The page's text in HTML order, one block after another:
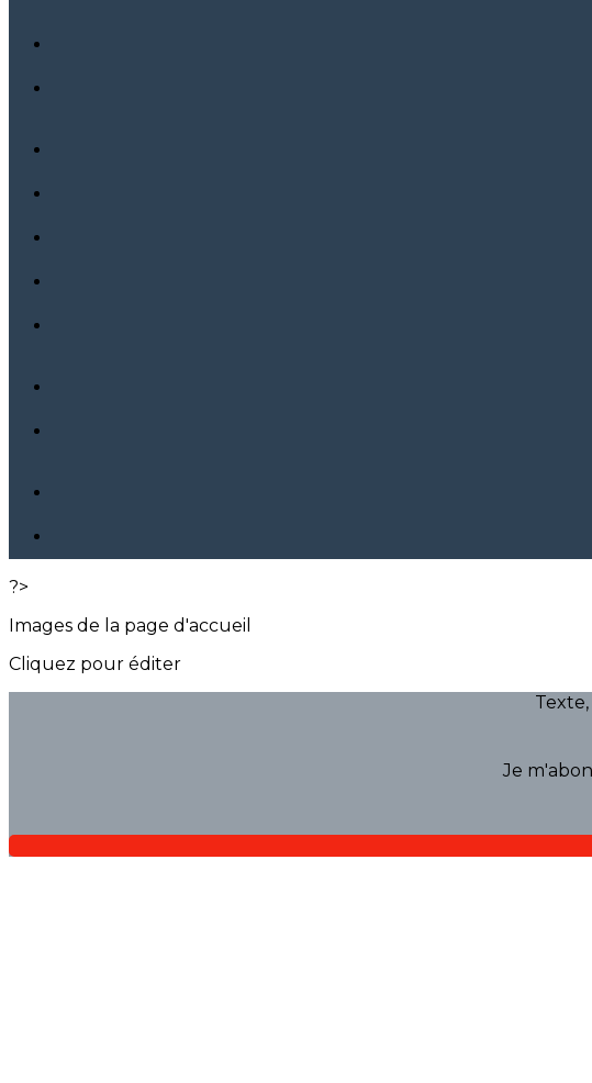
?>
Images de la page d'accueil
Cliquez pour éditer
Je